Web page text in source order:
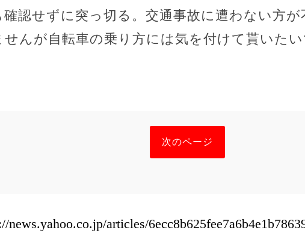
認せずに突っ切る。交通事故に遭わない方
んが自転車の乗り方には気を付けて貰いたい
次のページ
news.yahoo.co.jp/articles/